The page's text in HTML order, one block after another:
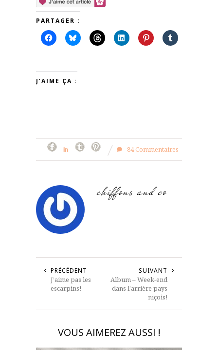
PARTAGER :
J’AIME ÇA :
84 Commentaires
chiffons and co
PRÉCÉDENT
J’aime pas les
escarpins!
SUIVANT
Album – Week-end
dans l’arrière pays
niçois!
VOUS AIMEREZ AUSSI !